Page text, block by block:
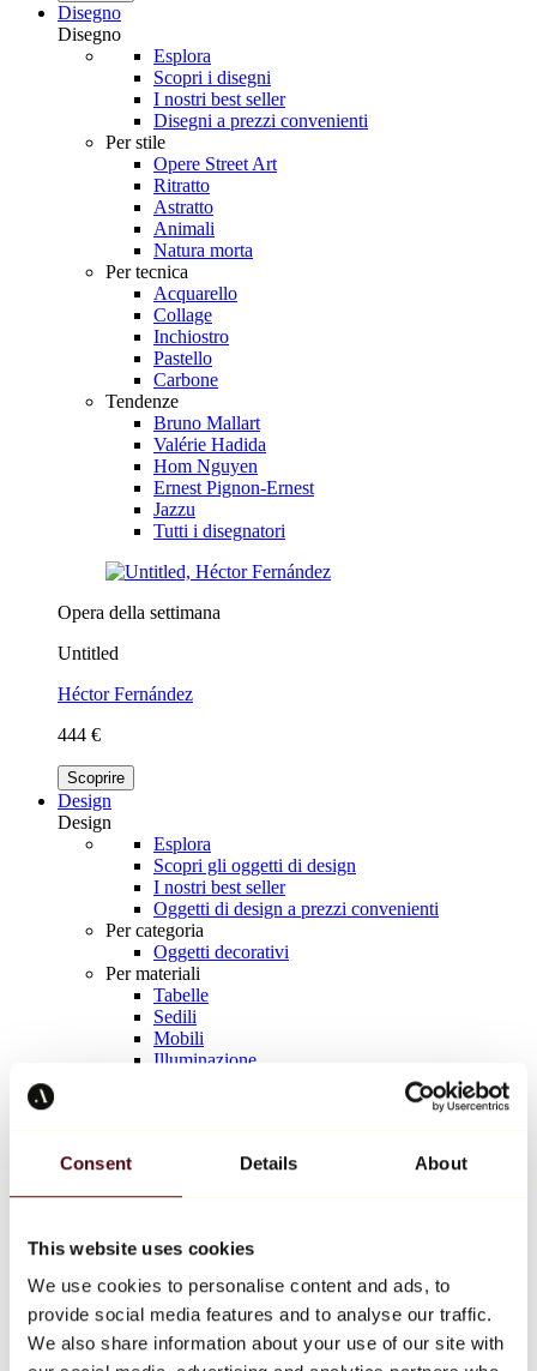
Consent Details About
This website uses cookies
We use cookies to personalise content and ads, to
provide social media features and to analyse our traffic.
We also share information about your use of our site with
Disegno
Disegno
Esplora
Scopri i disegni
I nostri best seller
Disegni a prezzi convenienti
Per stile
Opere Street Art
Ritratto
Astratto
Animali
Natura morta
Per tecnica
Acquarello
Collage
Inchiostro
Pastello
Carbone
Tendenze
Bruno Mallart
Valérie Hadida
Hom Nguyen
Ernest Pignon-Ernest
Jazzu
Tutti i disegnatori
Opera della settimana
Untitled
Héctor Fernández
444 €
Scoprire
Design
Design
Esplora
Scopri gli oggetti di design
I nostri best seller
Oggetti di design a prezzi convenienti
Per categoria
Oggetti decorativi
Per materiali
Tabelle
Sedili
Mobili
Illuminazione
Keith Haring
Tutti i designer
Opera della settimana